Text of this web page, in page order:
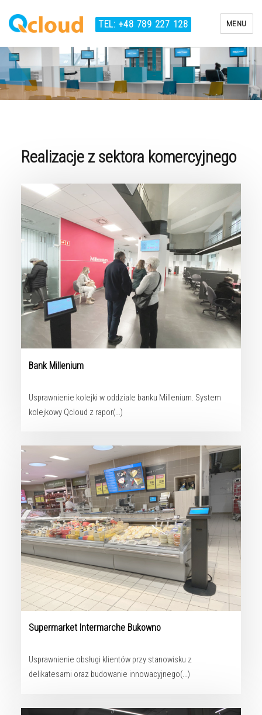
TEL: +48 789 227 128 MENU
Realizacje z sektora komercyjnego
Bank Millenium
Usprawnienie kolejki w oddziale banku Millenium. System
kolejkowy Qcloud z rapor(...)
Supermarket Intermarche Bukowno
Usprawnienie obsługi klientów przy stanowisku z
delikatesami oraz budowanie innowacyjnego(...)